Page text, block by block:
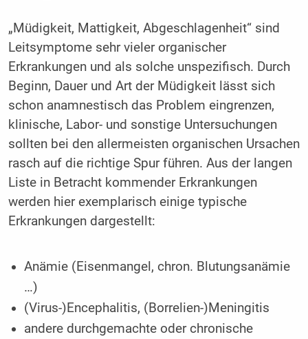
„Müdigkeit, Mattigkeit, Abgeschlagenheit“ sind
Leitsymptome sehr vieler organischer
Erkrankungen und als solche unspezifisch. Durch
Beginn, Dauer und Art der Müdigkeit lässt sich
schon anamnestisch das Problem eingrenzen,
klinische, Labor- und sonstige Untersuchungen
sollten bei den allermeisten organischen Ursachen
rasch auf die richtige Spur führen. Aus der langen
Liste in Betracht kommender Erkrankungen
werden hier exemplarisch einige typische
Erkrankungen dargestellt:
Anämie (Eisenmangel, chron. Blutungsanämie
…)
(Virus-)Encephalitis, (Borrelien-)Meningitis
andere durchgemachte oder chronische